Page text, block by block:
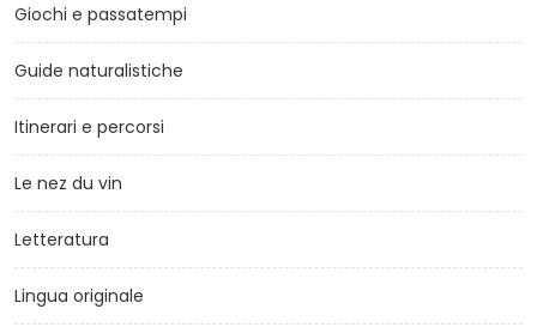
Giochi e passatempi
Guide naturalistiche
Itinerari e percorsi
Le nez du vin
Letteratura
Lingua originale